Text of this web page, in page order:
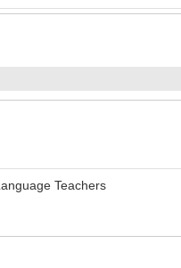
Teachers